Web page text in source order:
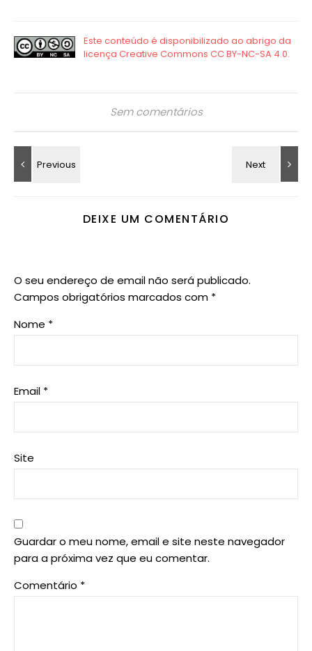
Sem comentários
DEIXE UM COMENTÁRIO
O seu endereço de email não será publicado.
Campos obrigatórios marcados com *
Nome *
Email *
Site
Guardar o meu nome, email e site neste navegador
para a próxima vez que eu comentar.
Comentário *